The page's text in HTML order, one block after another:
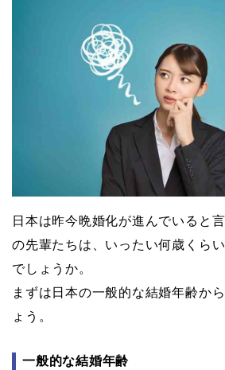
日本は昨今晩婚化が進んでいると
の先輩たちは、いったい何歳くら
でしょうか。
まずは日本の一般的な結婚年齢か
ょう。
一般的な結婚年齢